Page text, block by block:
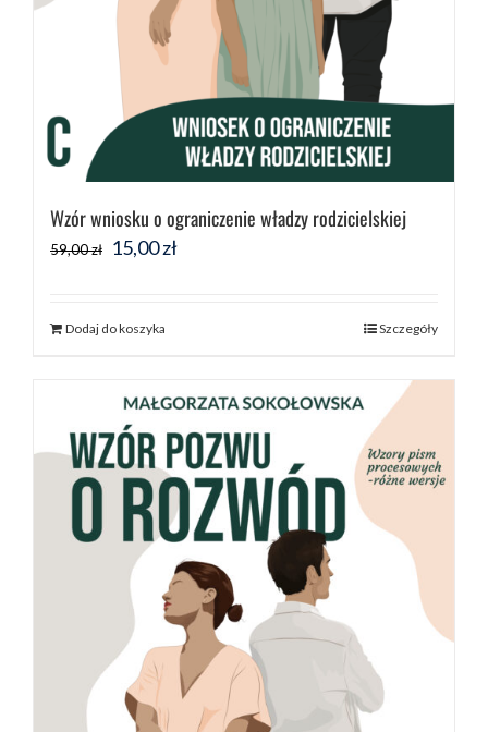
Wzór wniosku o ograniczenie władzy rodzicielskiej
59,00zł
Pierwotna
59,00 zł.
15,00złAktualna
Dodaj do koszyka Szczegóły